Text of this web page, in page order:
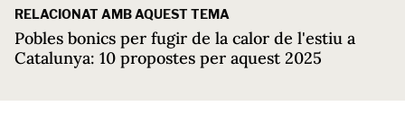
RELACIONAT AMB AQUEST TEMA
Pobles bonics per fugir de la calor de l'estiu a
Catalunya: 10 propostes per aquest 2025